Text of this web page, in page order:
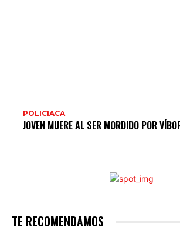
POLICIACA
JOVEN MUERE AL SER MORDIDO POR
TE RECOMENDAMOS